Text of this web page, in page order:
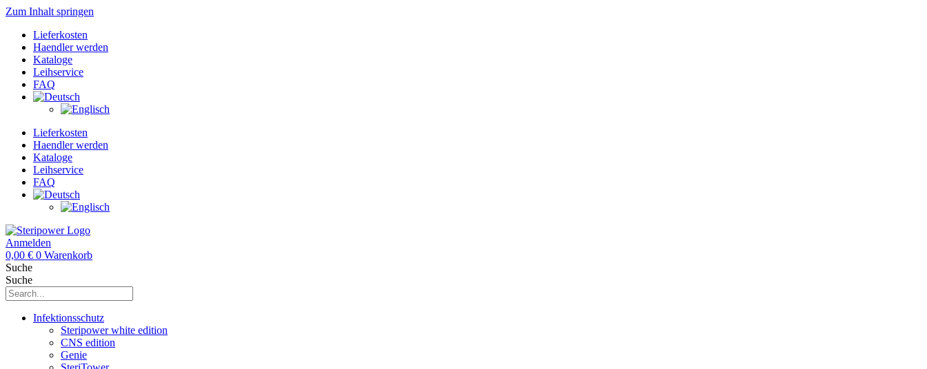
Zum Inhalt springen
Lieferkosten
Haendler werden
Kataloge
Leihservice
FAQ
Lieferkosten
Haendler werden
Kataloge
Leihservice
FAQ
Anmelden
0,00 € 0 Warenkorb
Suche
Suche
Infektionsschutz
Steripower white edition
CNS edition
Genie